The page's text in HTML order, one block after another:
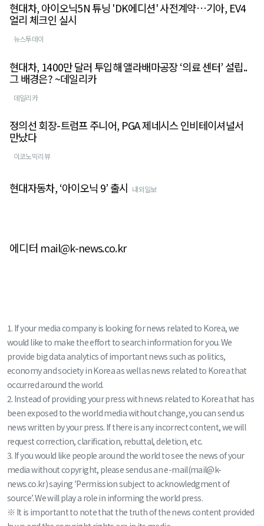
현대차, 아이오닉5N 튜닝 'DK에디션' 사전계약…기아, EV4
얼리 체크인 실시
뉴스투데이
현대차, 1400만 달러 투입해 앨라배마공장 ‘의료 센터’ 설립..
그 배경은? ~데일리카
데일리카
정의선 회장-트럼프 주니어, PGA 제네시스 인비테이셔널서
만났다
이코노믹리뷰
현대자동차, ‘아이오닉 9’ 출시 내외일보
에디터 mail@k-news.co.kr
1. If your media company is looking for news related to Korea, we
would like to make the effort to search information for you. We
provide big data analytics of important news such as politics,
economy and society in Korea as well as news related to Korea that
occurred around the world.
2. Instead of providing your press with news related to Korea that has
been exposed to the world media without change, you can send us
news written by your press. If there is any incorrect content, we will
request correction, clarification, rebuttal, deletion, etc.
3. If you would like people around the world to see the news of your
media without copyright, please send us an e-mail(mail@k-
news.co.kr) saying 'Permission subject to acknowledgment of
source’. We will play a role in informing the world press.
※ It is important to note that the truth of the news content provided